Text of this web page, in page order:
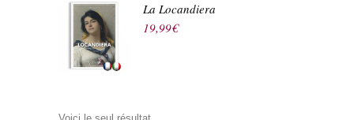
La Locandiera
19,99€